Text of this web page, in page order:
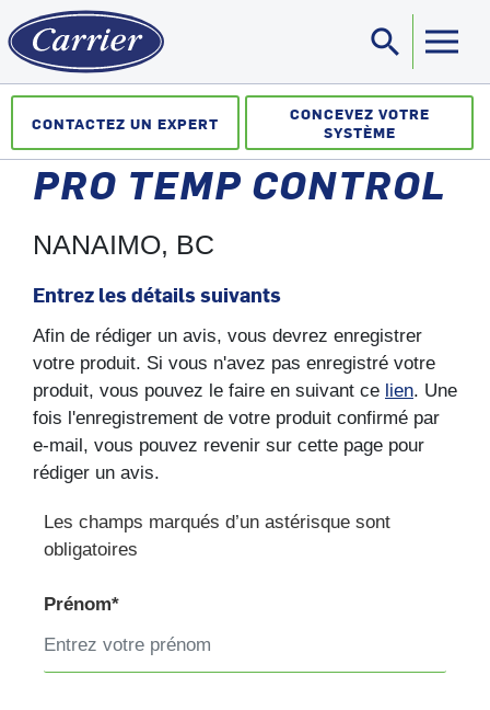
search
CONTACTEZ UN EXPERT
CONCEVEZ VOTRE
SYSTÈME
PRO TEMP CONTROL
NANAIMO, BC
Entrez les détails suivants
Afin de rédiger un avis, vous devrez enregistrer
votre produit. Si vous n'avez pas enregistré votre
produit, vous pouvez le faire en suivant ce lien. Une
fois l'enregistrement de votre produit confirmé par
e-mail, vous pouvez revenir sur cette page pour
rédiger un avis.
Les champs marqués d’un astérisque sont
obligatoires
Prénom*